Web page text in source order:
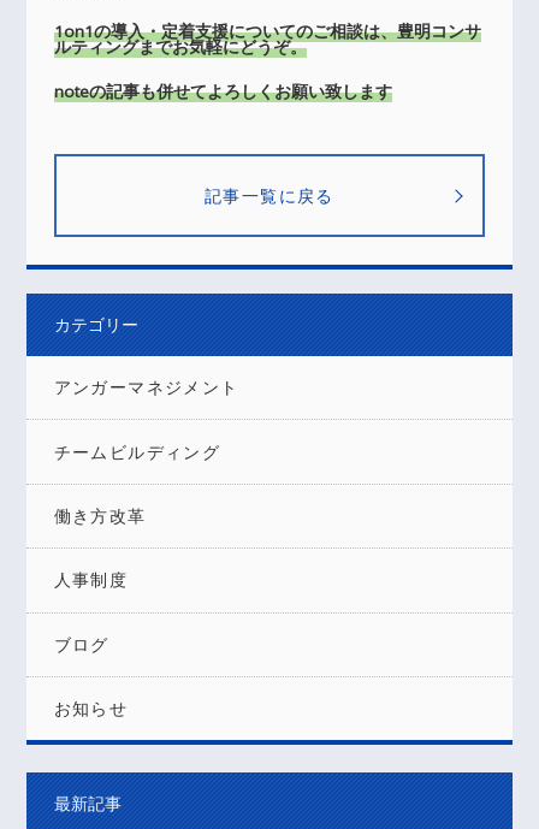
1on1の導入・定着支援についてのご相談は、豊明コンサ
ルティングまでお気軽にどうぞ。
noteの記事も併せてよろしくお願い致します
記事一覧に戻る
カテゴリー
アンガーマネジメント
チームビルディング
働き方改革
人事制度
ブログ
お知らせ
最新記事